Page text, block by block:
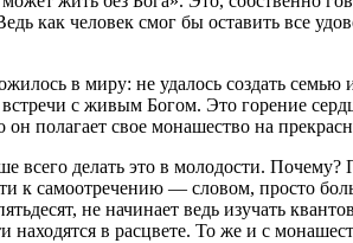
как человек смог бы оставить все
в миру: не удалось создать
с живым Богом. Это горение
он полагает свое монашество на
делать это в молодости.
к самоотречению — словом, просто
не начинает ведь изучать
находятся в расцвете. То же и с